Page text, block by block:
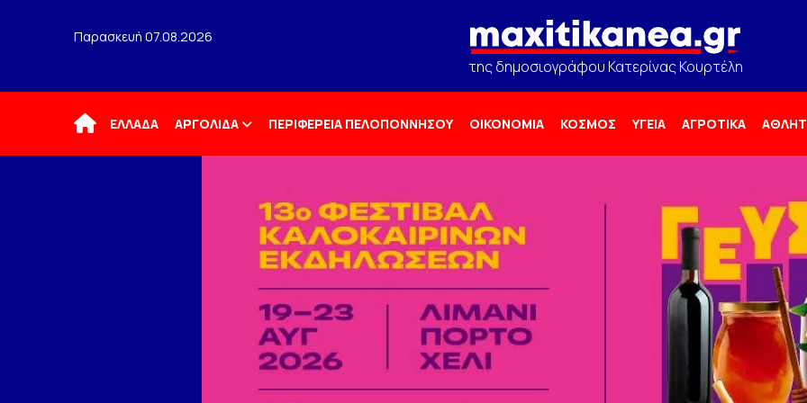
Παρασκευή 07.08.2026
της δημοσιογράφου Κατερίνας Κουρτέλη
ΑρχικήΕΛΛΑΔΑ ΑΡΓΟΛΙΔΑ ΠΕΡΙΦΕΡΕΙΑ ΠΕΛΟΠΟΝΝΗΣΟΥ ΟΙΚΟΝΟΜΙΑ ΚΟΣΜΟΣ ΥΓΕΙΑ ΑΓΡΟΤΙΚΑ